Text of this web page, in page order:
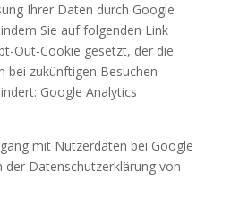
Ihrer Daten durch Google
Sie auf folgenden Link
Out-Cookie gesetzt, der die
bei zukünftigen Besuchen
Google Analytics
mit Nutzerdaten bei Google
der Datenschutzerklärung von